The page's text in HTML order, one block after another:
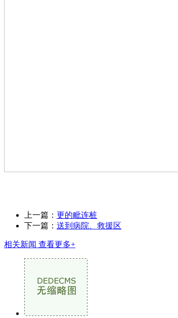
上一篇： 更的毗连桩
下一篇： 送到病院、救援区
相关新闻 查看更多+